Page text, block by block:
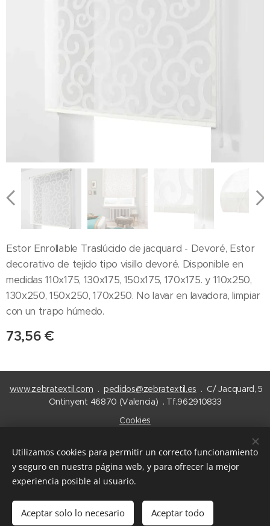
Estor Enrollable Traslúcido de jacquard - Devoré, Estor
decorativo de tejido tipo visillo devoré. Disponible en
medidas 110x175, 130x175, 150x175, 170x175. y 110x250,
130x250, 150x250, 170x250. No lavar en lavadora, limpiar
con un trapo húmedo.
73,56 €
Añadir a la cesta
www.zebratextil.com .pedidos@zebratextil.es . C/ Jacquard, 5
Ontinyent 46870 (Valencia) . Tf.962910833
Cookies
Español
Utilizamos cookies para permitir un correcto funcionamiento
y seguro en nuestra página web, y para ofrecer la mejor
experiencia posible al usuario.
Aceptar solo lo necesario Aceptar todo